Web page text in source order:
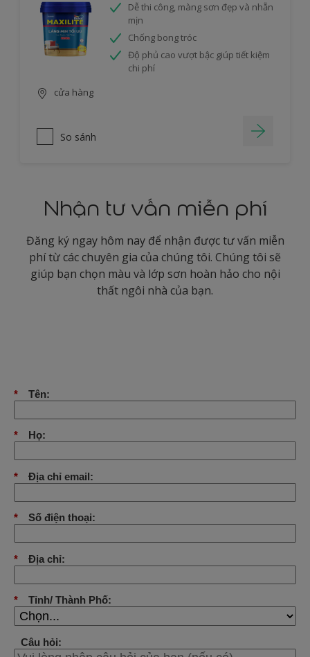
Dễ thi công, màng sơn đẹp và nhẵn
mịn
Chống bong tróc
Độ phủ cao vượt bậc giúp tiết kiệm
chi phí
cửa hàng
So sánh
Nhận tư vấn miễn phí
Đăng ký ngay hôm nay để nhận được tư vấn miễn
phí từ các chuyên gia của chúng tôi. Chúng tôi sẽ
giúp bạn chọn màu và lớp sơn hoàn hảo cho nội
thất ngôi nhà của bạn.